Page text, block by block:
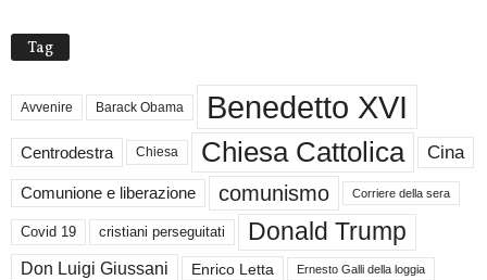
Tag
Avvenire Barack Obama Benedetto XVI
Centrodestra Chiesa Chiesa Cattolica Cina
Comunione e liberazione comunismo Corriere della sera
Covid 19 cristiani perseguitati Donald Trump
Don Luigi Giussani Enrico Letta Ernesto Galli della loggia